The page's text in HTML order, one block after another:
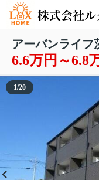
アーバンライフ
6.6万円～6.8
1/20